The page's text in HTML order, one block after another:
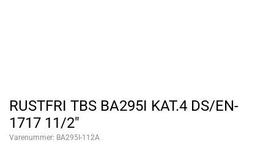
RUSTFRI TBS BA295I KAT.4 DS/EN-
1717 11/2"
Varenummer: BA295I-112A